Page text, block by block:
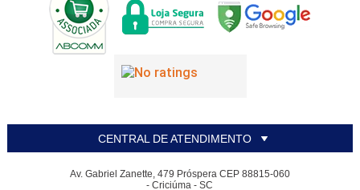
CENTRAL DE ATENDIMENTO
Av. Gabriel Zanette, 479 Próspera CEP 88815-060
- Criciúma - SC